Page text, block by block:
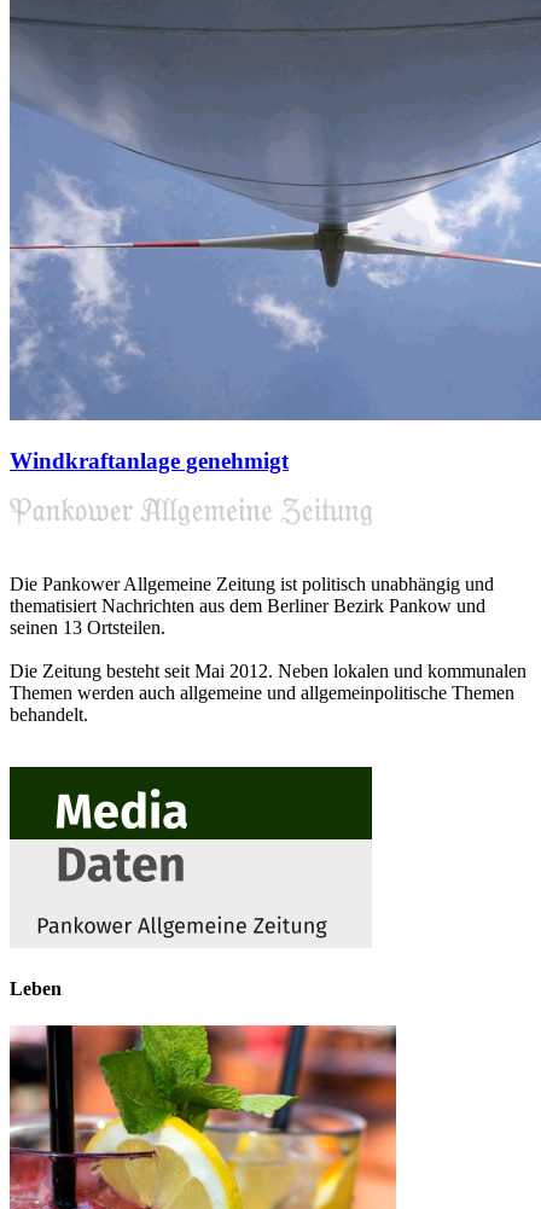
Windkraftanlage genehmigt
Die Pankower Allgemeine Zeitung ist politisch unabhängig und
thematisiert Nachrichten aus dem Berliner Bezirk Pankow und
seinen 13 Ortsteilen.
Die Zeitung besteht seit Mai 2012. Neben lokalen und kommunalen
Themen werden auch allgemeine und allgemeinpolitische Themen
behandelt.
Leben